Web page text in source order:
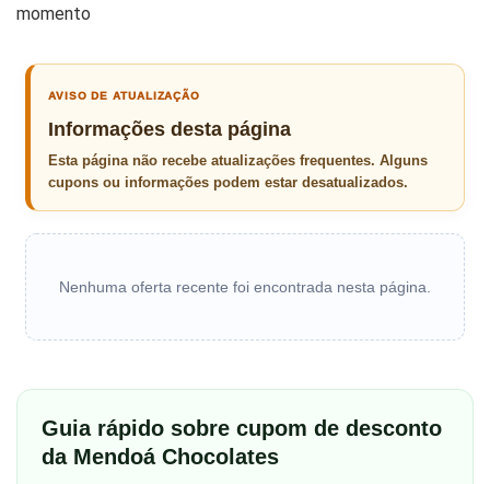
momento
AVISO DE ATUALIZAÇÃO
Informações desta página
Esta página não recebe atualizações frequentes. Alguns
cupons ou informações podem estar desatualizados.
Nenhuma oferta recente foi encontrada nesta página.
Guia rápido sobre cupom de desconto
da Mendoá Chocolates